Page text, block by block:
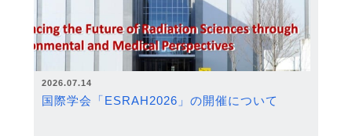
2026.07.14
国際学会「ESRAH2026」の開催について